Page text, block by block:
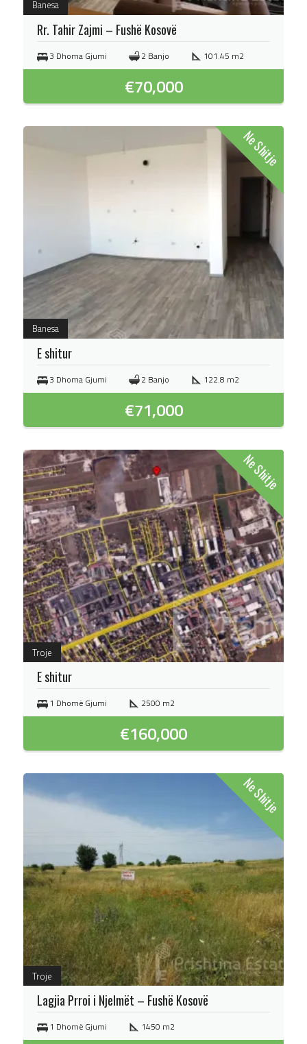
Banesa
Rr. Tahir Zajmi – Fushë Kosovë
3 Dhoma Gjumi 2 Banjo 101.45 m2
€70,000
Banesa
Ne Shitje
E shitur
3 Dhoma Gjumi 2 Banjo 122.8 m2
€71,000
Troje
Ne Shitje
E shitur
1 Dhomë Gjumi 2500 m2
€160,000
Troje
Ne Shitje
Lagjia Prroi i Njelmët – Fushë Kosovë
1 Dhomë Gjumi 1450 m2